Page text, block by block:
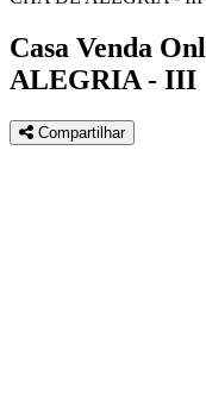
Blog
Contato
Casa Venda
ALEGRIA - III
Compartilhar